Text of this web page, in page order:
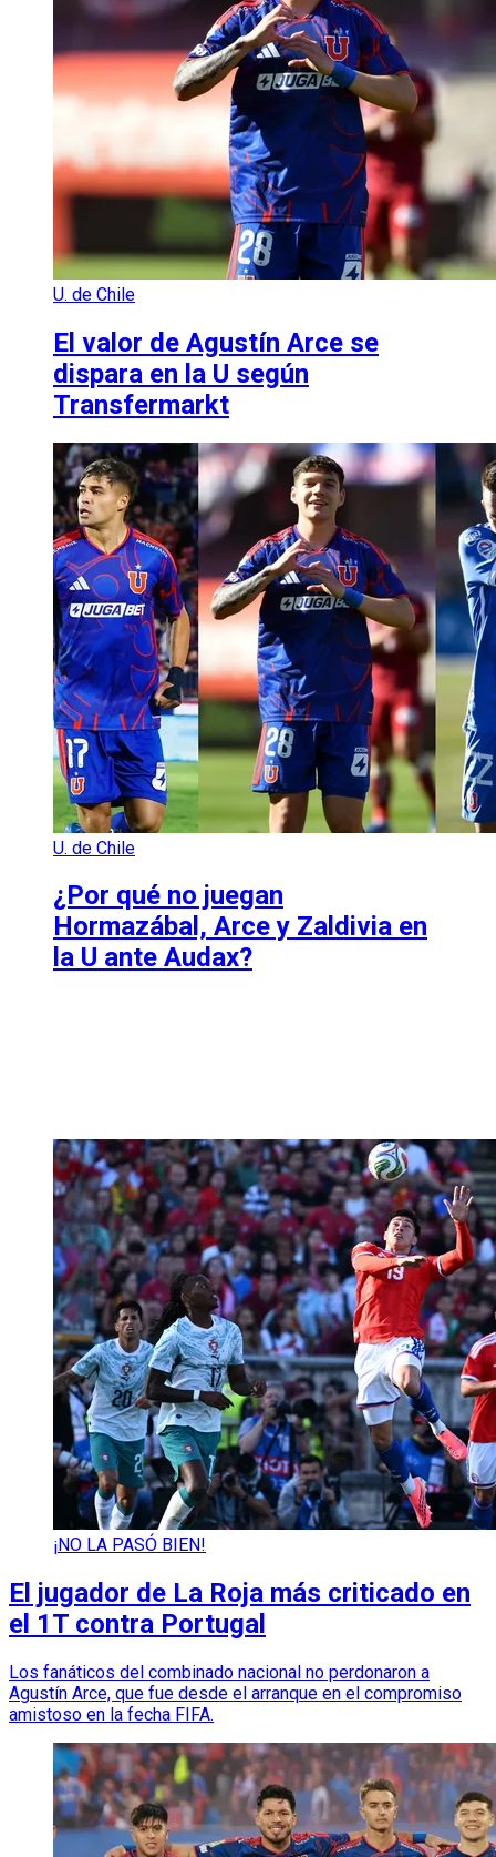
U. de Chile
El valor de Agustín Arce se
dispara en la U según
Transfermarkt
U. de Chile
¿Por qué no juegan
Hormazábal, Arce y Zaldivia en
la U ante Audax?
¡NO LA PASÓ BIEN!
El jugador de La Roja más criticado en
el 1T contra Portugal
Los fanáticos del combinado nacional no perdonaron a
Agustín Arce, que fue desde el arranque en el compromiso
amistoso en la fecha FIFA.